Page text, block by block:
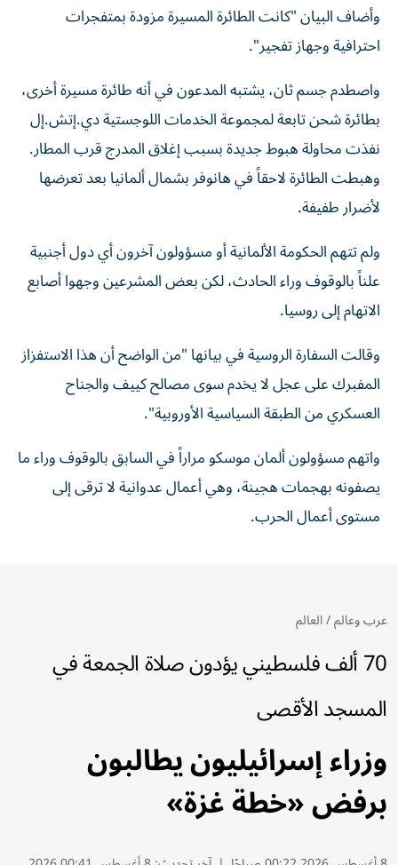
وأضاف البيان "كانت الطائرة المسيرة مزودة بمتفجرات
احترافية وجهاز تفجير".
واصطدم جسم ثان، يشتبه المدعون في أنه طائرة مسيرة أخرى،
بطائرة شحن تابعة لمجموعة الخدمات اللوجستية دي.إتش.إل
نفذت محاولة هبوط جديدة بسبب إغلاق المدرج قرب المطار.
وهبطت الطائرة لاحقاً في هانوفر بشمال ألمانيا بعد تعرضها
لأضرار طفيفة.
ولم تتهم الحكومة الألمانية أو مسؤولون آخرون أي دول أجنبية
علناً بالوقوف وراء الحادث، لكن بعض المشرعين وجهوا أصابع
الاتهام إلى روسيا.
وقالت السفارة الروسية في بيانها "من الواضح أن هذا الاستفزاز
المفبرك على عجل لا يخدم سوى مصالح كييف والجناح
العسكري من الطبقة السياسية الأوروبية".
واتهم مسؤولون ألمان موسكو مراراً في السابق بالوقوف وراء ما
يصفونه بهجمات هجينة، وهي أعمال عدوانية لا ترقى إلى
مستوى أعمال الحرب.
عرب وعالم/العالم
70 ألف فلسطيني يؤدون صلاة الجمعة في
المسجد الأقصى
وزراء إسرائيليون يطالبون
برفض «خطة غزة»